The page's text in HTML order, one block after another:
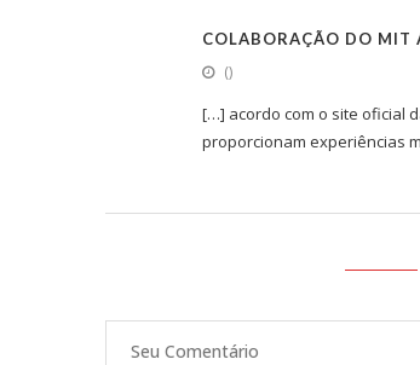
COLABORAÇÃO DO MIT
()
[…] acordo com o site oficial
proporcionam experiências